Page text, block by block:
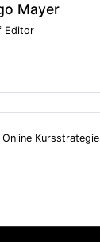
Mayer
Editor
Online Kursstrategie